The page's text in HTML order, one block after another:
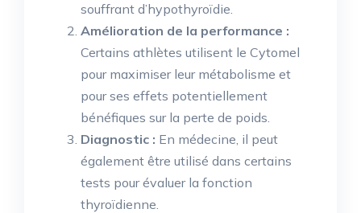
souffrant d’hypothyroïdie.
Amélioration de la performance :
Certains athlètes utilisent le Cytomel
pour maximiser leur métabolisme et
pour ses effets potentiellement
bénéfiques sur la perte de poids.
Diagnostic : En médecine, il peut
également être utilisé dans certains
tests pour évaluer la fonction
thyroïdienne.